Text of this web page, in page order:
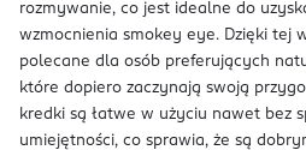
rozmywanie, co jest idealne do
wzmocnienia smokey eye. Dzięki tej
polecane dla osób preferujących
które dopiero zaczynają swoją
kredki są łatwe w użyciu nawet bez
umiejętności, co sprawia, że są